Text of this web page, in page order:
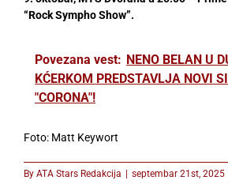
“Rock Sympho Show”.
Povezana vest: NENO BELAN U
KĆERKOM PREDSTAVLJA NOVI
"CORONA"!
Foto: Matt Keywort
By ATA Stars Redakcija septembar 21st, 2025